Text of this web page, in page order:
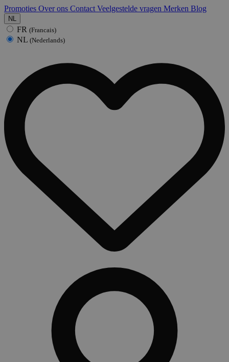
Promoties Over ons Contact Veelgestelde vragen Merken Blog
NL
FR (Francais)
NL (Nederlands)